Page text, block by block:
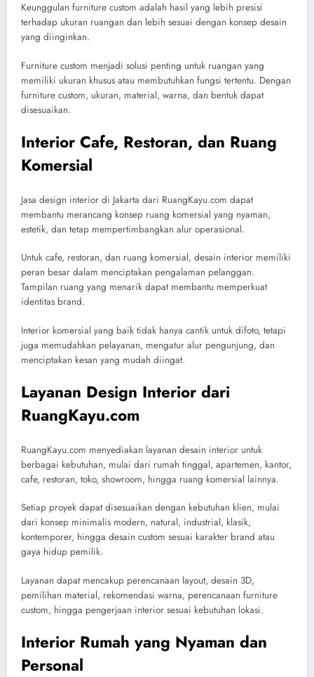
Keunggulan furniture custom adalah hasil yang lebih presisi
terhadap ukuran ruangan dan lebih sesuai dengan konsep desain
yang diinginkan.
Furniture custom menjadi solusi penting untuk ruangan yang
memiliki ukuran khusus atau membutuhkan fungsi tertentu. Dengan
furniture custom, ukuran, material, warna, dan bentuk dapat
disesuaikan.
Interior Cafe, Restoran, dan Ruang
Komersial
Jasa design interior di Jakarta dari RuangKayu.com dapat
membantu merancang konsep ruang komersial yang nyaman,
estetik, dan tetap mempertimbangkan alur operasional.
Untuk cafe, restoran, dan ruang komersial, desain interior memiliki
peran besar dalam menciptakan pengalaman pelanggan.
Tampilan ruang yang menarik dapat membantu memperkuat
identitas brand.
Interior komersial yang baik tidak hanya cantik untuk difoto, tetapi
juga memudahkan pelayanan, mengatur alur pengunjung, dan
menciptakan kesan yang mudah diingat.
Layanan Design Interior dari
RuangKayu.com
RuangKayu.com menyediakan layanan desain interior untuk
berbagai kebutuhan, mulai dari rumah tinggal, apartemen, kantor,
cafe, restoran, toko, showroom, hingga ruang komersial lainnya.
Setiap proyek dapat disesuaikan dengan kebutuhan klien, mulai
dari konsep minimalis modern, natural, industrial, klasik,
kontemporer, hingga desain custom sesuai karakter brand atau
gaya hidup pemilik.
Layanan dapat mencakup perencanaan layout, desain 3D,
pemilihan material, rekomendasi warna, perencanaan furniture
custom, hingga pengerjaan interior sesuai kebutuhan lokasi.
Interior Rumah yang Nyaman dan
Personal